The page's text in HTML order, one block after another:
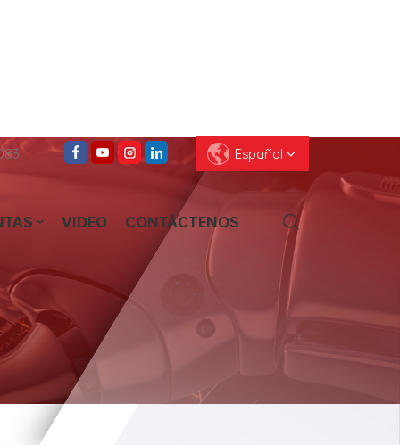
Español
English
Français
Deutsch
Pусский
Español
العربية
VIDEO CONTÁCTENOS